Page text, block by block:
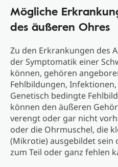
Mögliche
des äußeren Ohres
Zu den Erkrankungen des
der Symptomatik einer
können, gehören
Fehlbildungen,
Genetisch bedingte
können den äußeren
verengt oder gar nicht
oder die Ohrmuschel, die
(Mikrotie) ausgebildet sein
zum Teil oder ganz fehlen